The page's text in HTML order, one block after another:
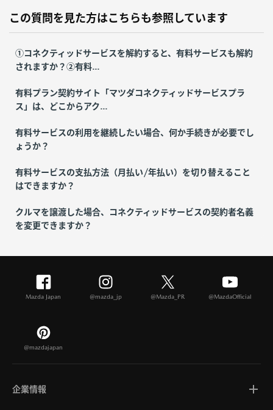
この質問を見た方はこちらも参照しています
①コネクティッドサービスを解約すると、有料サービスも解約
されますか？②有料...
有料プラン契約サイト「マツダコネクティッドサービスプラ
ス」は、どこからアク...
有料サービスの利用を継続したい場合、何か手続きが必要でし
ょうか？
有料サービスの支払方法（月払い/年払い）を切り替えること
はできますか？
クルマを譲渡した場合、コネクティッドサービスの契約者名義
を変更できますか？
Mazda Japan @mazda_jp @Mazda_PR @MazdaOfficial
@mazdajapan
企業情報